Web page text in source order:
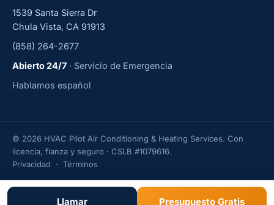
1539 Santa Sierra Dr
Chula Vista, CA 91913
(858) 264-2677
Abierto 24/7 · Servicio de Emergencia
Hablamos español
© 2026 HVAC Pilot Air Conditioning & Heating Services. Con
licencia, fianza y seguro · CSLB #1079616.
Privacidad · Términos
Llamar Presupuesto Gratis